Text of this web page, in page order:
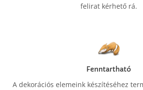
felirat kérhető rá.
Fenntartható
A dekorációs elemeink készítéséhez